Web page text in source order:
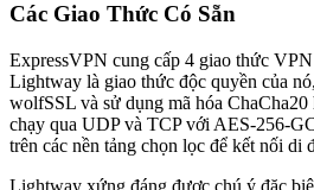
Các Giao Thức Có Sẵn
ExpressVPN cung cấp 4 giao thức
Lightway là giao thức độc quyền của
wolfSSL và sử dụng mã hóa
chạy qua UDP và TCP với AES-256-
trên các nền tảng chọn lọc để kết nối di
Lightway xứng đáng được chú ý đặc